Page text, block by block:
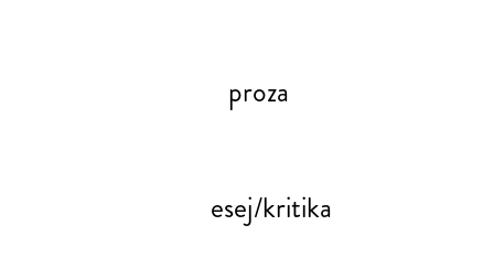
proza
esej/kritika